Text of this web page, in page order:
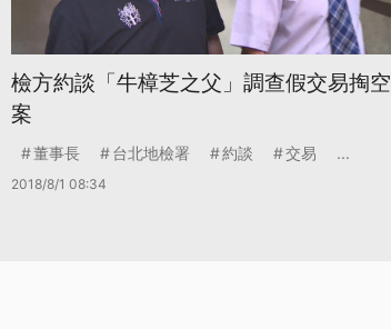
檢方約談「牛樟芝之父」調查假交易掏空
案
董事長 台北地檢署 約談 交易 ...
2018/8/1 08:34